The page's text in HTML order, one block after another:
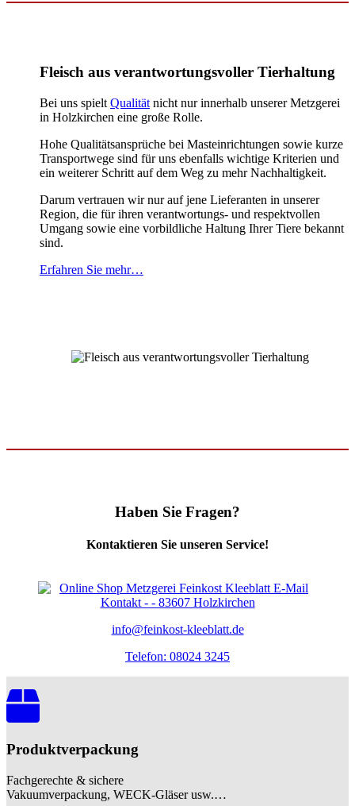
Fleisch aus verantwortungsvoller Tierhaltung
Bei uns spielt Qualität nicht nur innerhalb unserer Metzgerei
in Holzkirchen eine große Rolle.
Hohe Qualitätsansprüche bei Masteinrichtungen sowie kurze
Transportwege sind für uns ebenfalls wichtige Kriterien und
ein weiterer Schritt auf dem Weg zu mehr Nachhaltigkeit.
Darum vertrauen wir nur auf jene Lieferanten in unserer
Region, die für ihren verantwortungs- und respektvollen
Umgang sowie eine vorbildliche Haltung Ihrer Tiere bekannt
sind.
Erfahren Sie mehr…
Haben Sie Fragen?
Kontaktieren Sie unseren Service!
info@feinkost-kleeblatt.de
Telefon: 08024 3245
Produktverpackung
Fachgerechte & sichere
Vakuumverpackung, WECK-Gläser usw.…